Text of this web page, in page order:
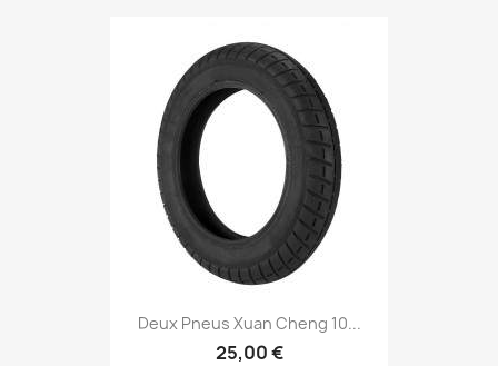
Deux Pneus Xuan Cheng 10...
25,00 €